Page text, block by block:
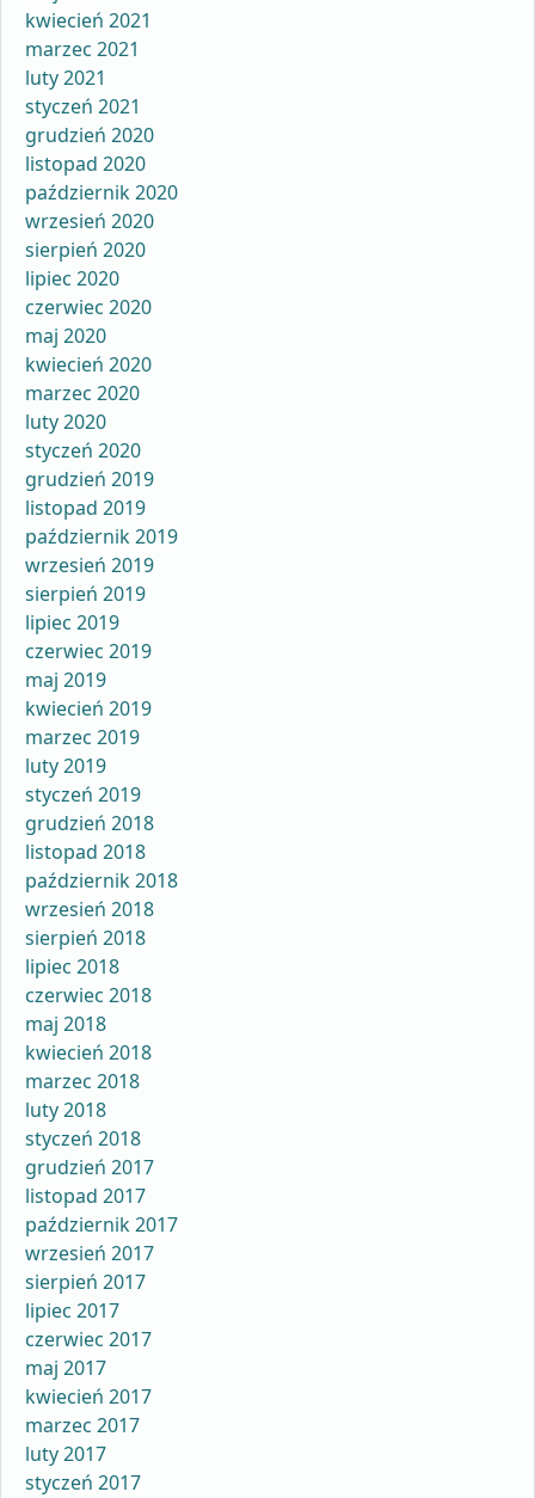
kwiecień 2021
marzec 2021
luty 2021
styczeń 2021
grudzień 2020
listopad 2020
październik 2020
wrzesień 2020
sierpień 2020
lipiec 2020
czerwiec 2020
maj 2020
kwiecień 2020
marzec 2020
luty 2020
styczeń 2020
grudzień 2019
listopad 2019
październik 2019
wrzesień 2019
sierpień 2019
lipiec 2019
czerwiec 2019
maj 2019
kwiecień 2019
marzec 2019
luty 2019
styczeń 2019
grudzień 2018
listopad 2018
październik 2018
wrzesień 2018
sierpień 2018
lipiec 2018
czerwiec 2018
maj 2018
kwiecień 2018
marzec 2018
luty 2018
styczeń 2018
grudzień 2017
listopad 2017
październik 2017
wrzesień 2017
sierpień 2017
lipiec 2017
czerwiec 2017
maj 2017
kwiecień 2017
marzec 2017
luty 2017
styczeń 2017